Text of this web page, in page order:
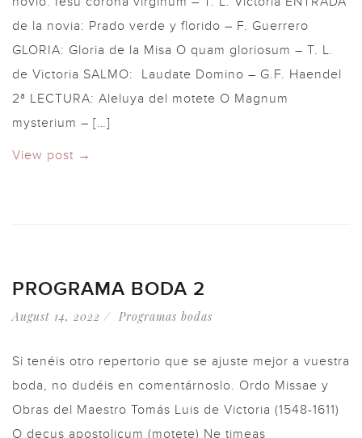
de la novia: Prado verde y florido – F. Guerrero
GLORIA: Gloria de la Misa O quam gloriosum – T. L.
de Victoria SALMO: Laudate Domino – G.F. Haendel
2ª LECTURA: Aleluya del motete O Magnum
mysterium – […]
View post →
PROGRAMA BODA 2
August 14, 2022 Programas bodas
Si tenéis otro repertorio que se ajuste mejor a vuestra
boda, no dudéis en comentárnoslo. Ordo Missae y
Obras del Maestro Tomás Luis de Victoria (1548-1611)
O decus apostolicum (motete) Ne timeas